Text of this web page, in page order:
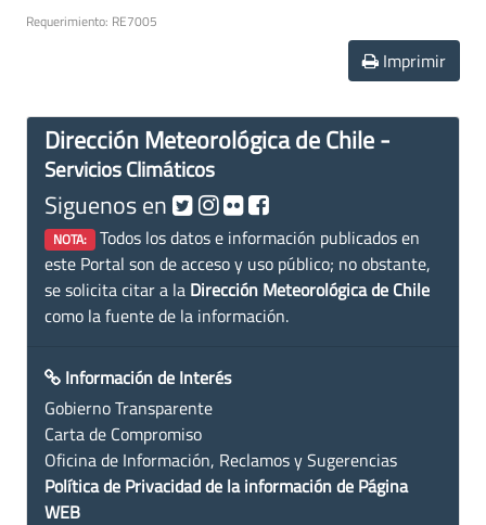
Requerimiento: RE7005
Imprimir
Dirección Meteorológica de Chile -
Servicios Climáticos
Siguenos en
NOTA: Todos los datos e información publicados en
este Portal son de acceso y uso público; no obstante,
se solicita citar a la Dirección Meteorológica de Chile
como la fuente de la información.
Información de Interés
Gobierno Transparente
Carta de Compromiso
Oficina de Información, Reclamos y Sugerencias
Política de Privacidad de la información de Página
WEB